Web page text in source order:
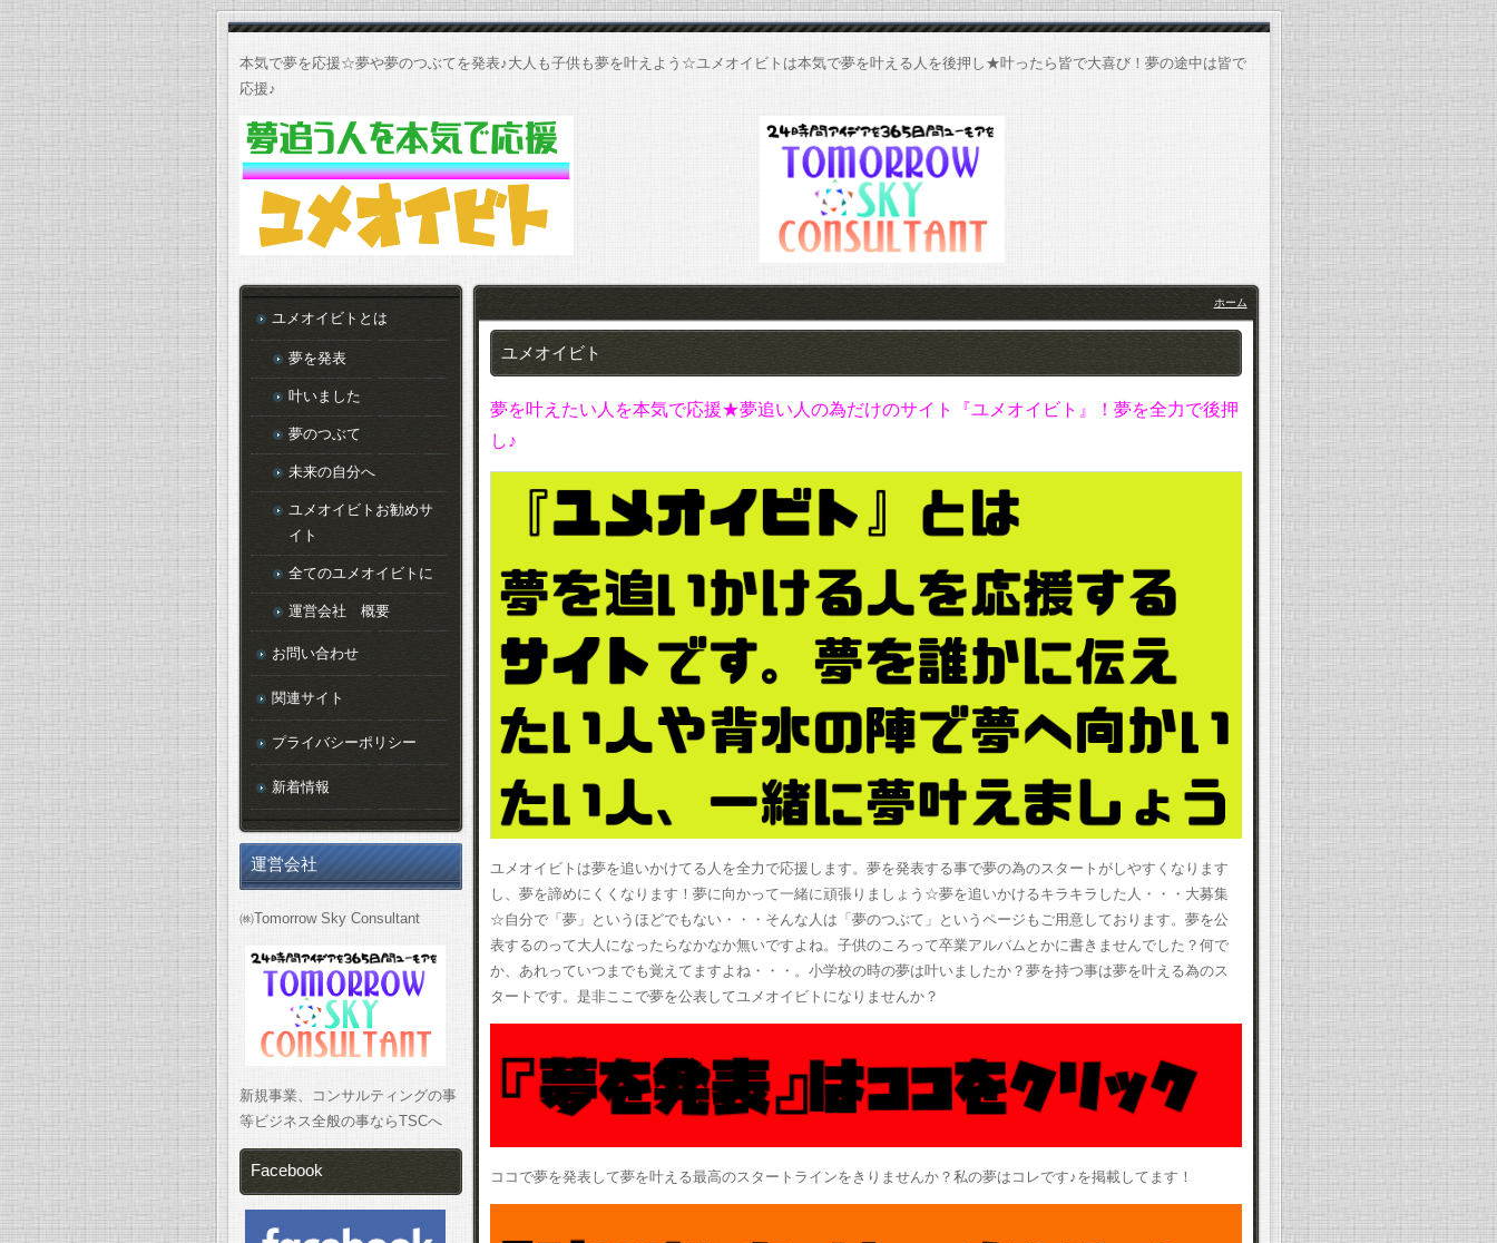
本気で夢を応援☆夢や夢のつぶてを発表♪大人も子供も夢を叶えよう☆ユメオイビトは本気で夢を叶える人を後押し★叶ったら皆で大喜び！夢の途中は皆で
応援♪
ホーム
ユメオイビト
夢を叶えたい人を本気で応援★夢追い人の為だけのサイト『ユメオイビト』！夢を全力で後押
し♪
ユメオイビトは夢を追いかけてる人を全力で応援します。夢を発表する事で夢の為のスタートがしやすくなります
し、夢を諦めにくくなります！夢に向かって一緒に頑張りましょう☆夢を追いかけるキラキラした人・・・大募集
☆自分で「夢」というほどでもない・・・そんな人は「夢のつぶて」というページもご用意しております。夢を公
表するのって大人になったらなかなか無いですよね。子供のころって卒業アルバムとかに書きませんでした？何で
か、あれっていつまでも覚えてますよね・・・。小学校の時の夢は叶いましたか？夢を持つ事は夢を叶える為のス
タートです。是非ここで夢を公表してユメオイビトになりませんか？
ココで夢を発表して夢を叶える最高のスタートラインをきりませんか？私の夢はコレです♪を掲載してます！
ユメオイビトとは
夢を発表
叶いました
夢のつぶて
未来の自分へ
ユメオイビトお勧めサ
イト
全てのユメオイビトに
運営会社 概要
お問い合わせ
関連サイト
プライバシーポリシー
新着情報
運営会社
㈱Tomorrow Sky Consultant
新規事業、コンサルティングの事
等ビジネス全般の事ならTSCへ
Facebook